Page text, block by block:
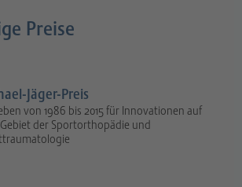
Preise
Jäger-Preis
von 1986 bis 2015 für Innovationen auf
der Sportorthopädie und